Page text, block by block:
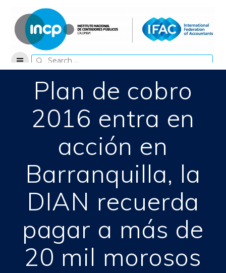
content
Search
for:
Plan de cobro
2016 entra en
acción en
Barranquilla, la
DIAN recuerda
pagar a más de
20 mil morosos